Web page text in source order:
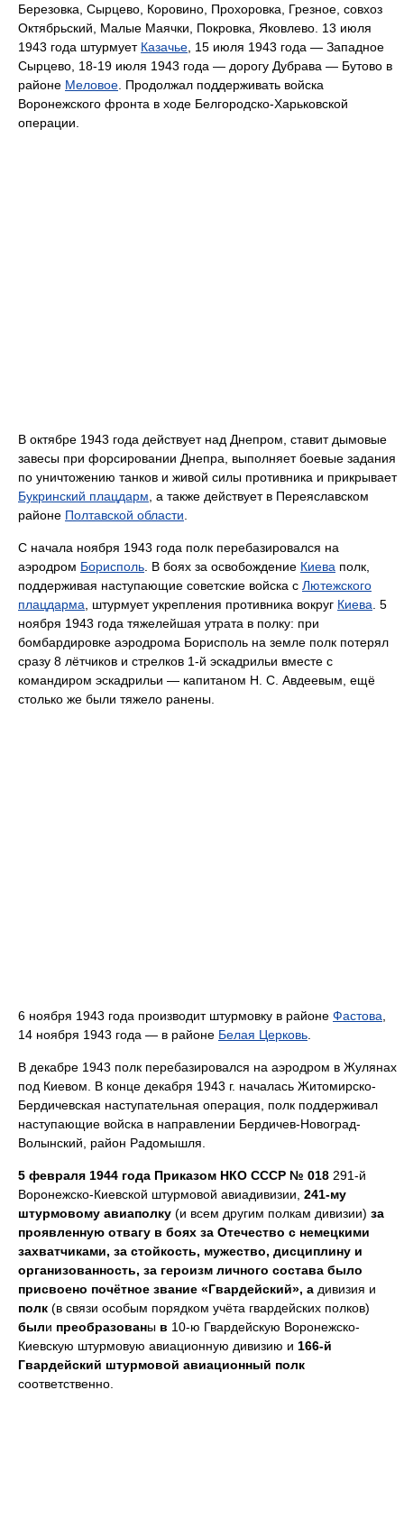
Березовка, Сырцево, Коровино, Прохоровка, Грезное, совхоз
Октябрьский, Малые Маячки, Покровка, Яковлево. 13 июля
1943 года штурмует Казачье , 15 июля 1943 года — Западное
Сырцево, 18-19 июля 1943 года — дорогу Дубрава — Бутово в
районе Меловое . Продолжал поддерживать войска
Воронежского фронта в ходе Белгородско-Харьковской
операции.
В октябре 1943 года действует над Днепром, ставит дымовые
завесы при форсировании Днепра, выполняет боевые задания
по уничтожению танков и живой силы противника и прикрывает
Букринский плацдарм , а также действует в Переяславском
районе Полтавской области
С начала ноября 1943 года полк перебазировался на
аэродром Борисполь . В боях за освобождение Киева полк,
поддерживая наступающие советские войска с Лютежского
плацдарма , штурмует укрепления противника вокруг Киева . 5
ноября 1943 года тяжелейшая утрата в полку: при
бомбардировке аэродрома Борисполь на земле полк потерял
сразу 8 лётчиков и стрелков 1-й эскадрильи вместе с
командиром эскадрильи — капитаном Н. С. Авдеевым, ещё
столько же были тяжело ранены.
6 ноября 1943 года производит штурмовку в районе Фастова
14 ноября 1943 года — в районе Белая Церковь
В декабре 1943 полк перебазировался на аэродром в Жулянах
под Киевом. В конце декабря 1943 г. началась Житомирско-
Бердичевская наступательная операция, полк поддерживал
наступающие войска в направлении Бердичев-Новоград-
Волынский, район Радомышля.
5 февраля 1944 года Приказом НКО СССР № 018 291-й
Воронежско-Киевской штурмовой авиадивизии, 241-му
штурмовому авиаполку (и всем другим полкам дивизии) за
проявленную отвагу в боях за Отечество с немецкими
захватчиками, за стойкость, мужество, дисциплину и
организованность, за героизм личного состава было
присвоено почётное звание «Гвардейский», а дивизия и
полк (в связи особым порядком учёта гвардейских полков)
были преобразованы в 10-ю Гвардейскую Воронежско-
Киевскую штурмовую авиационную дивизию и 166-й
Гвардейский штурмовой авиационный полк
соответственно.